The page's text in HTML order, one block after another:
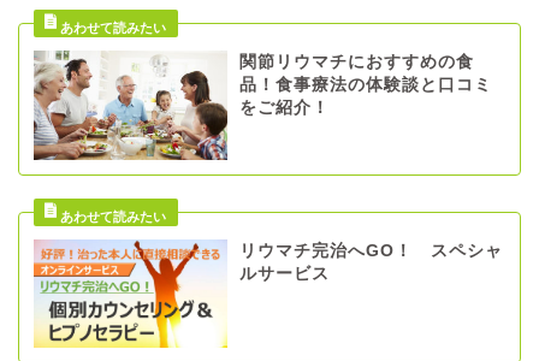
関節リウマチにおすすめの食
品！食事療法の体験談と口コミ
をご紹介！
リウマチ完治へGO！ スペシャ
ルサービス